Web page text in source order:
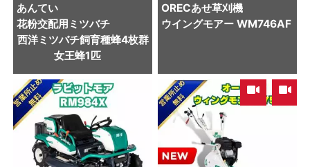
あんてい
花粉交配用ミツバチ
西洋ミツバチ飼育種蜂4枚群
女王蜂1匹
ORECあせ草刈機
ウイングモアー WM746AF